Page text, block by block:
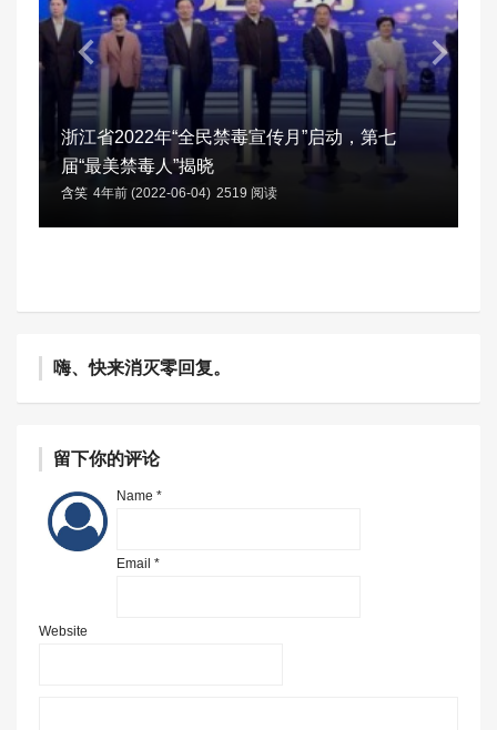
浙江省2022年“全民禁毒宣传月”启动，第七
届“最美禁毒人”揭晓
含笑 4年前 (2022-06-04) 2519 阅读
嗨、快来消灭零回复。
留下你的评论
Name *
Email *
Website